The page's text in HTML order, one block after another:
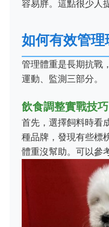
容易胖。這點很少人
如何有效管理
管理體重是長期抗戰
運動、監測三部分。
飲食調整實戰技巧
首先，選擇飼料時看
種品牌，發現有些標
體重沒幫助。可以參